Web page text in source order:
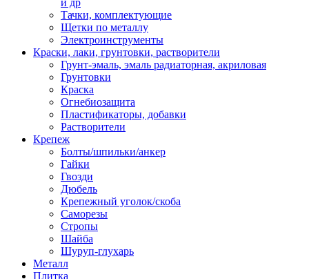
и др
Тачки, комплектующие
Щетки по металлу
Электроинструменты
Краски, лаки, грунтовки, растворители
Грунт-эмаль, эмаль радиаторная, акриловая
Грунтовки
Краска
Огнебиозащита
Пластификаторы, добавки
Растворители
Крепеж
Болты/шпильки/анкер
Гайки
Гвозди
Дюбель
Крепежный уголок/скоба
Саморезы
Стропы
Шайба
Шуруп-глухарь
Металл
Плитка